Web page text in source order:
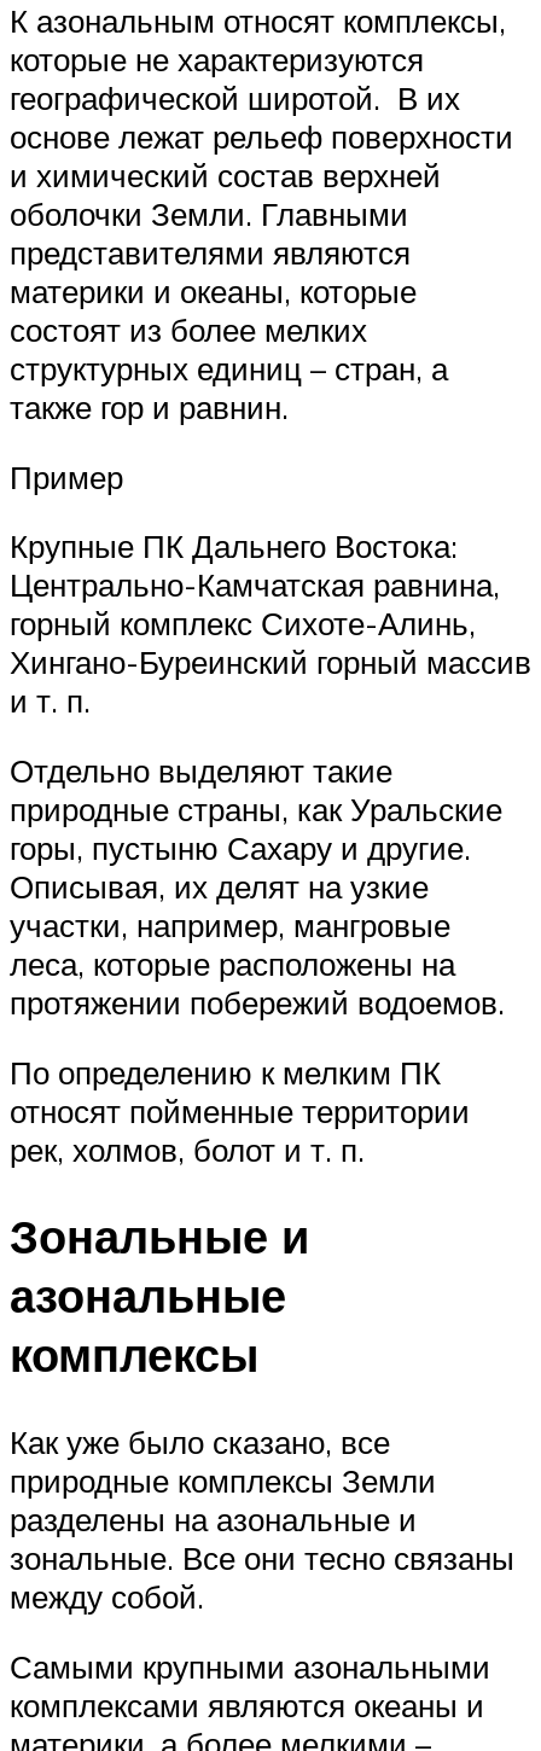
К азональным относят комплексы,
которые не характеризуются
географической широтой. В их
основе лежат рельеф поверхности
и химический состав верхней
оболочки Земли. Главными
представителями являются
материки и океаны, которые
состоят из более мелких
структурных единиц – стран, а
также гор и равнин.
Пример
Крупные ПК Дальнего Востока:
Центрально-Камчатская равнина,
горный комплекс Сихоте-Алинь,
Хингано-Буреинский горный массив
и т. п.
Отдельно выделяют такие
природные страны, как Уральские
горы, пустыню Сахару и другие.
Описывая, их делят на узкие
участки, например, мангровые
леса, которые расположены на
протяжении побережий водоемов.
По определению к мелким ПК
относят пойменные территории
рек, холмов, болот и т. п.
Зональные и
азональные
комплексы
Как уже было сказано, все
природные комплексы Земли
разделены на азональные и
зональные. Все они тесно связаны
между собой.
Самыми крупными азональными
комплексами являются океаны и